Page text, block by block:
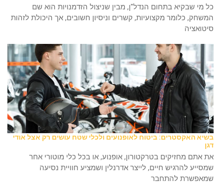
כל מי שבקיא בתחום הנדל"ן, מבין שניצול הזדמנויות הוא שם
המשחק, כלומר מקצועיות, קשרים וניסיון חשובים, אך היכולת לזהות
סיטואציה
בשיא האקסטרים: ביטוח לאופנועים ולכלי שטח עושים רק אצל אודי
דגן
את אתם מחזיקים בטרקטורון, אופנוע, או בכל כלי מוטורי אחר
שמסייע להרגיש חיים, לייצר אדרנלין ושמציע חוויית נסיעה
שמאפשרת להתחבר